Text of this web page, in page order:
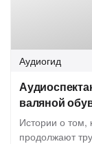
Аудиогид
валяной
Истории о том,
продолжают